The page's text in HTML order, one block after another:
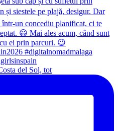
del Sol, tot